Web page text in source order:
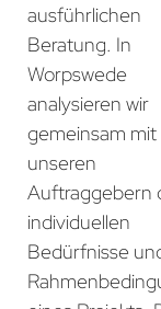
ausführlichen
Beratung. In
Worpswede
analysieren wir
gemeinsam mit
unseren
Auftraggebern
individuellen
Bedürfnisse